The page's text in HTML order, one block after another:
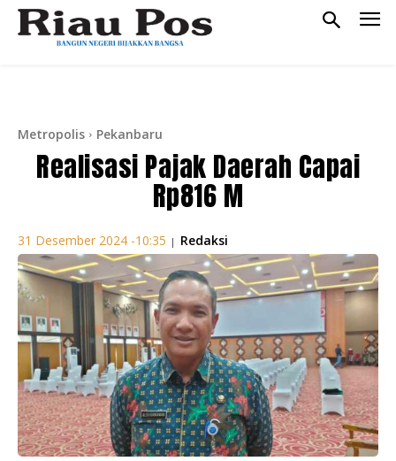
Metropolis Pekanbaru
Realisasi Pajak Daerah Capai
Rp816 M
31 Desember 2024 -10:35 | Redaksi